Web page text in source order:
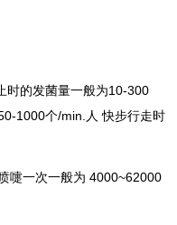
时的发菌量一般为10-300
1000个/min.人 快步行走时
嚏一次一般为 4000~62000